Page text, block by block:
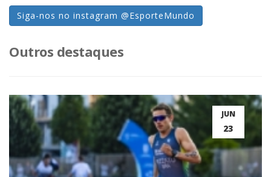
Siga-nos no instagram @EsporteMundo
Outros destaques
JUN
23